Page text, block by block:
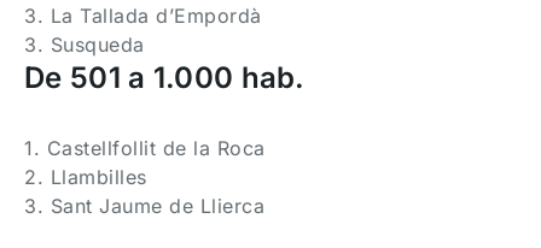
3. La Tallada d’Empordà
3. Susqueda
De 501 a 1.000 hab.
1. Castellfollit de la Roca
2. Llambilles
3. Sant Jaume de Llierca